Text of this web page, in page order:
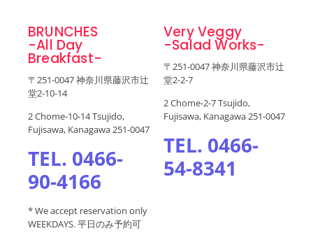
BRUNCHES
-All Day
Breakfast-
〒251-0047 神奈川県藤沢市辻
堂2-10-14
2 Chome-10-14 Tsujido,
Fujisawa, Kanagawa 251-0047
TEL. 0466-
90-4166
* We accept reservation only
WEEKDAYS. 平日のみ予約可
Very Veggy
-Salad Works-
〒251-0047 神奈川県藤沢市辻
堂2-2-7
2 Chome-2-7 Tsujido,
Fujisawa, Kanagawa 251-0047
TEL. 0466-
54-8341